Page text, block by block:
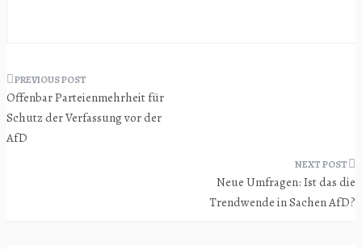
Beitragsnavigation
Offenbar Parteienmehrheit für
Schutz der Verfassung vor der
AfD
Neue Umfragen: Ist das die
Trendwende in Sachen AfD?